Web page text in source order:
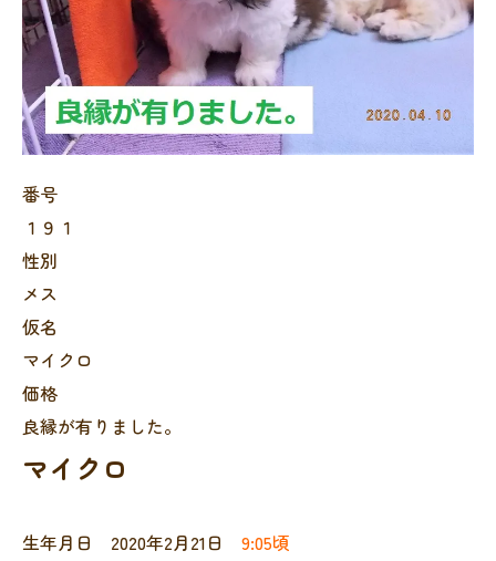
番号
１９１
性別
メス
仮名
マイクロ
価格
良縁が有りました。
マイクロ
生年月日 2020年2月21日 9:05頃